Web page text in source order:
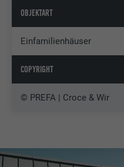
OBJEKTART
Einfamilienhäuser
COPYRIGHT
© PREFA | Croce & Wir